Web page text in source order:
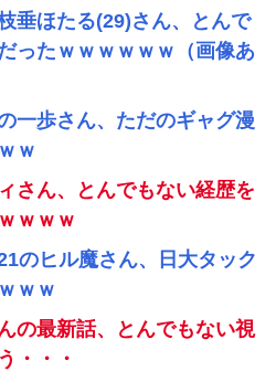
垂ほたる(29)さん、とんで
ったｗｗｗｗｗｗ（画像あ
一歩さん、ただのギャグ漫
ｗ
さん、とんでもない経歴を
ｗｗｗ
のヒル魔さん、日大タック
ｗｗ
の最新話、とんでもない視
・・・